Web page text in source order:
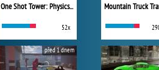
One Shot Tower: Physics Destroyer
52x
před 1 dnem
Mountain Truck